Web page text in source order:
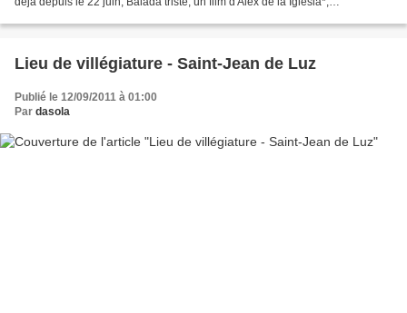
Lieu de villégiature - Saint-Jean de Luz
Publié le 12/09/2011 à 01:00
Par dasola